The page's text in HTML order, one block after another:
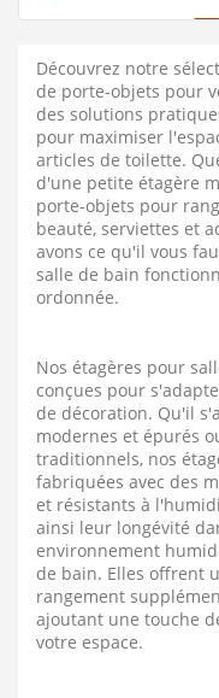
Nb de volets
2 Volets
Type d'écran de baignoire
Fixe + Pivotant
Type de verre
Transparent
Largeur (cm)
Découvrez notre
de porte-objets pour
des solutions
pour maximiser
articles de toilette.
d'une petite étagère
porte-objets pour
beauté, serviettes et
avons ce qu'il vous
salle de bain
ordonnée.
Nos étagères pour
conçues pour
de décoration. Qu'il
modernes et épurés
traditionnels, nos
fabriquées avec des
et résistants à
ainsi leur longévité
environnement
de bain. Elles offrent
rangement
ajoutant une touche
votre espace.